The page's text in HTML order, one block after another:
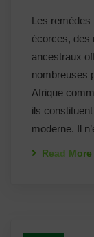
Les remèdes
écorces, des
ancestraux
nombreuses
Afrique
ils
moderne. Il
Read More